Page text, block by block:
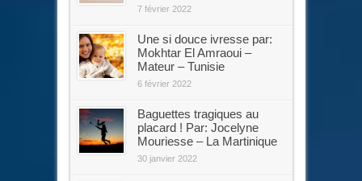
7 février 2022
Une si douce ivresse par:
Mokhtar El Amraoui –
Mateur – Tunisie
6 février 2022
Baguettes tragiques au
placard ! Par: Jocelyne
Mouriesse – La Martinique
30 janvier 2022